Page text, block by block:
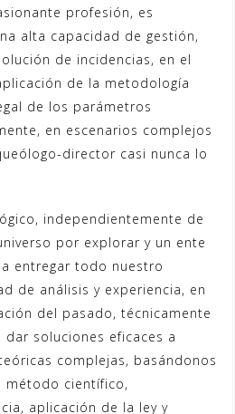
profesión, es
alta capacidad de gestión,
de incidencias, en el
de la metodología
de los parámetros
en escenarios complejos
director casi nunca lo
independientemente de
por explorar y un ente
entregar todo nuestro
de análisis y experiencia, en
del pasado, técnicamente
soluciones eficaces a
complejas, basándonos
método científico,
aplicación de la ley y